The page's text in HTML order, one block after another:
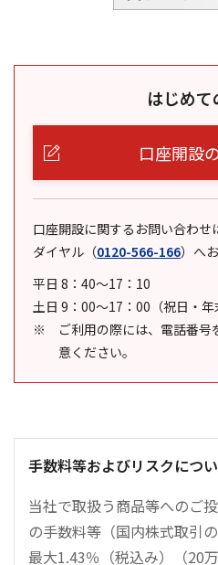
はじめて
口座開設
口座開設に関するお問い合わ
ダイヤル （0120-566-166） へ
平日 8：40～17：10
土日 9：00～17：00（祝日・年
ご利用の際には、電話番
意ください。
手数料等およびリスクにつ
当社で取扱う商品等へのご
の手数料等（国内株式取引
最大1.43％（税込み）（20